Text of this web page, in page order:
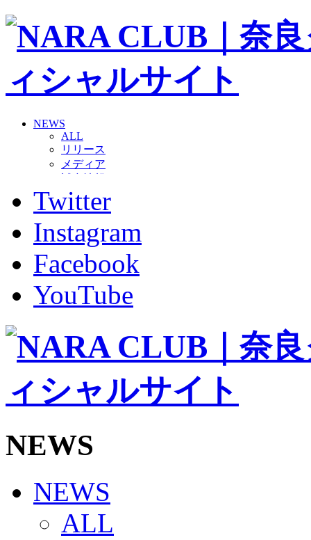
NEWS
ALL
リリース
メディア
グッズ
ファンコミュニティ
ホームタウン
コラム
その他
TEAM
2026/27トップチーム
2026/27トップチームスタッフ
バモス
チアダンススクール
ボランティアチーム「volundeer」
ビクトリーロード
HOMEGAME
観戦ルール＆マナー
Jリーグ運営管理規定
写真・動画使用ガイドライン
SCHEDULE
2026/27
練習見学時のファンサービスについて
TICKET
奈良クラブ明治安田J3リーグ2026/27シーズン試
Twitter
Instagram
Facebook
YouTube
NEWS
NEWS
ALL